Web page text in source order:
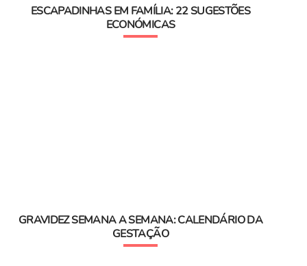
ESCAPADINHAS EM FAMÍLIA: 22 SUGESTÕES
ECONÓMICAS
GRAVIDEZ SEMANA A SEMANA: CALENDÁRIO DA
GESTAÇÃO